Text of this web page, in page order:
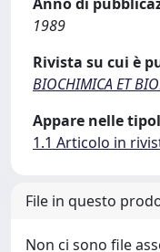
1989
Rivista su cui è
BIOCHIMICA ET
Appare nelle
1.1 Articolo in
File in questo
Non ci sono file